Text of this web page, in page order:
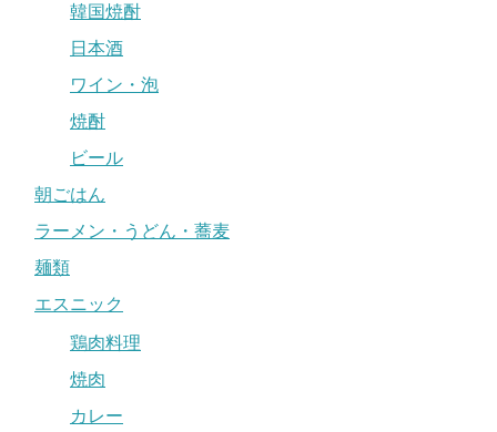
韓国焼酎
日本酒
ワイン・泡
焼酎
ビール
朝ごはん
ラーメン・うどん・蕎麦
麺類
エスニック
鶏肉料理
焼肉
カレー